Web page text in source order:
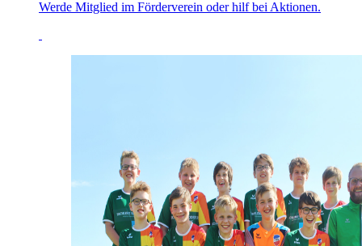
Werde Mitglied im Förderverein oder hilf bei Aktionen.